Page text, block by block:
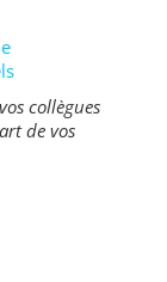
collègues
de vos